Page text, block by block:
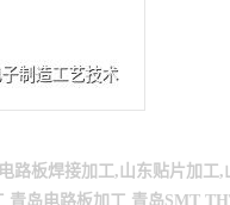
路板焊接加工,山东贴片加工,
岛电路板加工 青岛SMT